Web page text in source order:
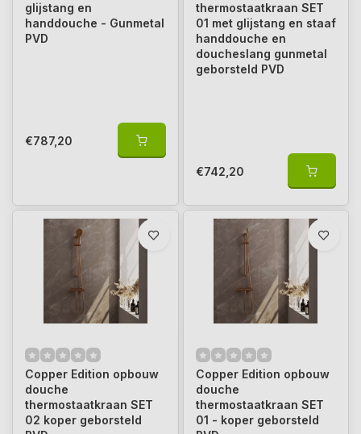
glijstang en
handdouche - Gunmetal
PVD
€787,20
thermostaatkraan SET
01 met glijstang en staaf
handdouche en
doucheslang gunmetal
geborsteld PVD
€742,20
Copper Edition opbouw
douche
thermostaatkraan SET
02 koper geborsteld
Copper Edition opbouw
douche
thermostaatkraan SET
01 - koper geborsteld